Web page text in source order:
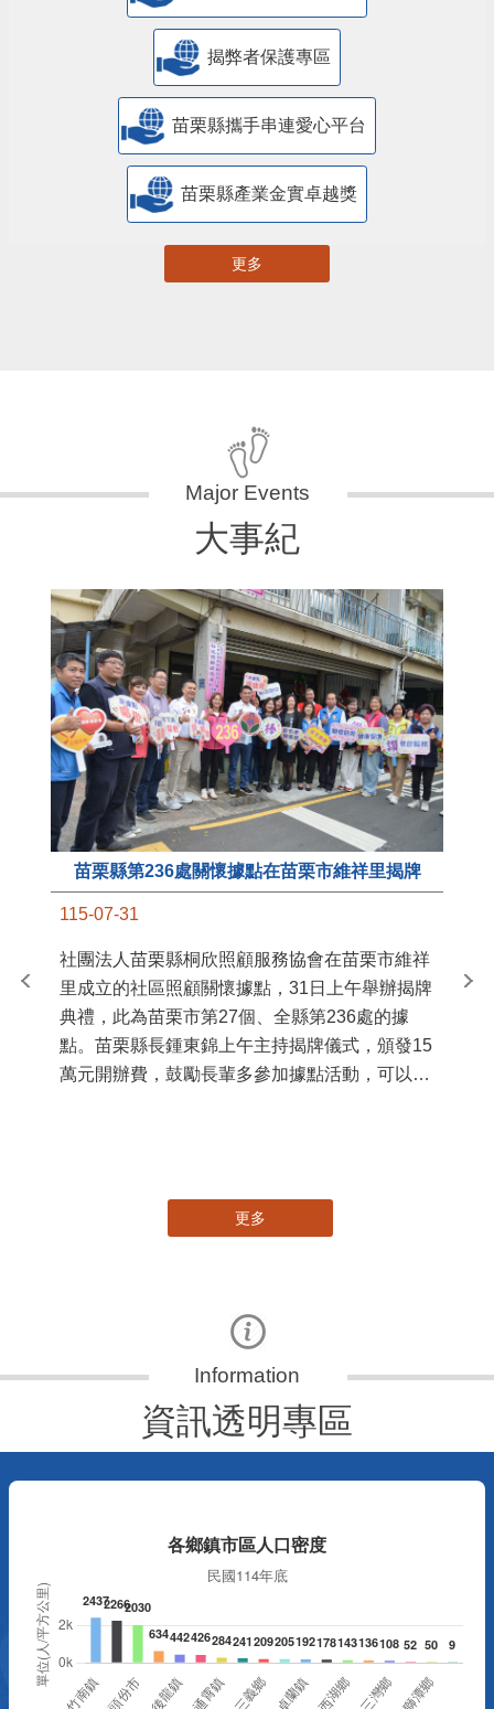
揭弊者保護專區
苗栗縣攜手串連愛心平台
苗栗縣產業金實卓越獎
更多
大事紀
苗栗縣第236處關懷據點在苗栗市維祥里揭牌
115-07-31
社團法人苗栗縣桐欣照顧服務協會在苗栗市維祥
里成立的社區照顧關懷據點，31日上午舉辦揭牌
典禮，此為苗栗市第27個、全縣第236處的據
點。苗栗縣長鍾東錦上午主持揭牌儀式，頒發15
萬元開辦費，鼓勵長輩多參加據點活動，可以更
苗
更多
資訊透明專區